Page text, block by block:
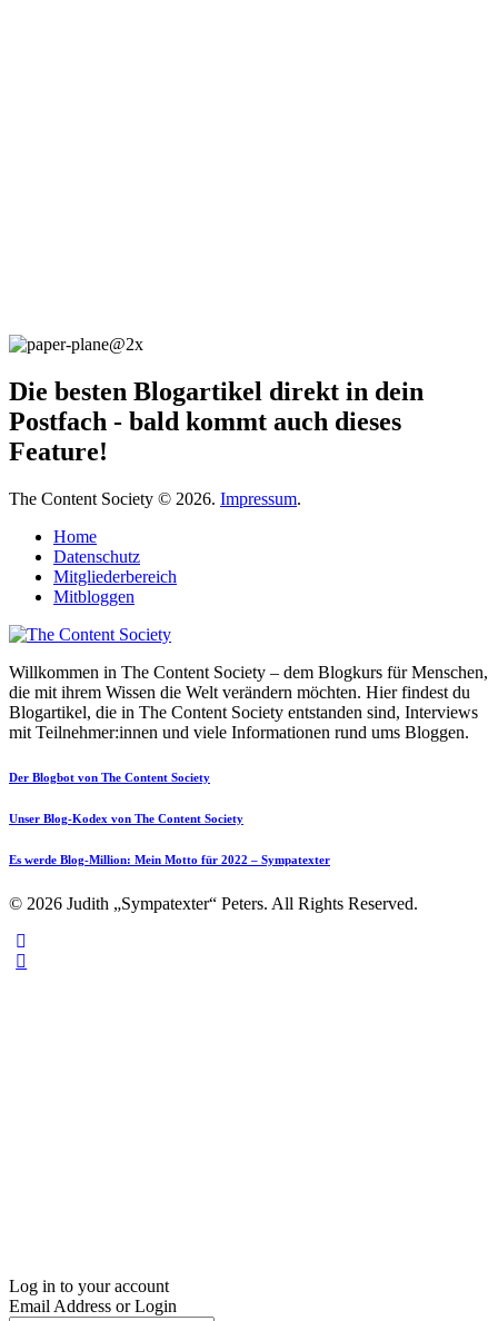
Die besten Blogartikel direkt in dein
Postfach - bald kommt auch dieses
Feature!
The Content Society © 2026. Impressum.
Home
Datenschutz
Mitgliederbereich
Mitbloggen
Willkommen in The Content Society – dem Blogkurs für Menschen,
die mit ihrem Wissen die Welt verändern möchten. Hier findest du
Blogartikel, die in The Content Society entstanden sind, Interviews
mit Teilnehmer:innen und viele Informationen rund ums Bloggen.
Der Blogbot von The Content Society
Unser Blog-Kodex von The Content Society
Es werde Blog-Million: Mein Motto für 2022 – Sympatexter
© 2026 Judith „Sympatexter“ Peters. All Rights Reserved.
Log in to your account
Email Address or Login